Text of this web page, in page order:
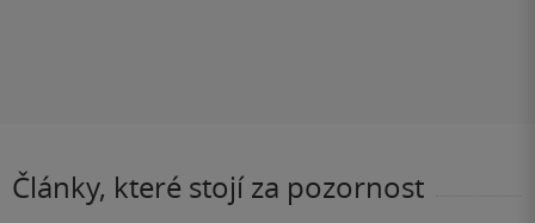
Články, které stojí za pozornost